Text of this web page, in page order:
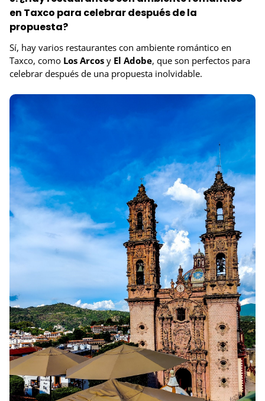
en Taxco para celebrar después de la
propuesta?
Sí, hay varios restaurantes con ambiente romántico en
Taxco, como Los Arcos y El Adobe, que son perfectos para
celebrar después de una propuesta inolvidable.